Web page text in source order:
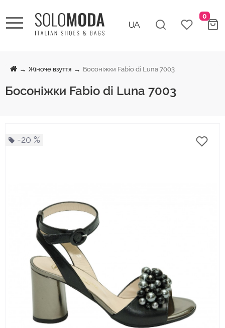
0
Жіноче взуття Босоніжки Fabio di Luna 7003
Босоніжки Fabio di Luna 7003
-20 %